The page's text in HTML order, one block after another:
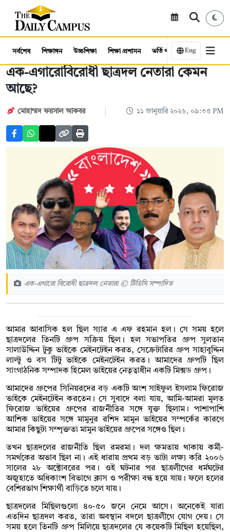
সর্বশেষ শিক্ষাঙ্গন উচ্চশিক্ষা শিক্ষা প্রশাসন ভর্তি পরীক্ষা কর্মসংস্থান
Eng
এক-এগারোবিরোধী ছাত্রদল নেতারা কেমন
আছে?
মোহাম্মদ ফয়সাল আকবর ১১ জানুয়ারি ২০২৬, ০৯:৩৫ PM
এক-এগারো বিরোধী ছাত্রদল নেতারা © টিডিসি সম্পাদিত
আমার আবাসিক হল ছিল স্যার এ এফ রহমান হল। সে সময় হলে
ছাত্রদলের তিনটি গ্রুপ সক্রিয় ছিল। হল সভাপতির গ্রুপ সুলতান
সালাউদ্দিন টুকু ভাইকে মেইনটেইন করত, সেক্রেটারির গ্রুপ সাহাবুদ্দিন
লাল্টু ও বস টিটু ভাইকে মেইনটেইন করত। আমাদের গ্রুপটি ছিল
সাংগাঠনিক সম্পাদক হিমেল ভাইয়ের নেতৃত্বাধীন একটি মিক্সড গ্রুপ।
আমাদের গ্রুপের সিনিয়রদের বড় একটি অংশ সাইফুল ইসলাম ফিরোজ
ভাইকে মেইনটেইন করতেন। সে সুবাদে বলা যায়, আমি-আমরা মূলত
ফিরোজ ভাইয়ের গ্রুপের রাজনীতির সঙ্গে যুক্ত ছিলাম। পাশাপাশি
আশিক ভাইয়ের সঙ্গে মামুনুর রশিদ মামুন ভাইয়ের সম্পর্কের কারণে
আমার কিছুটা সম্পৃক্ততা মামুন ভাইয়ের গ্রুপের সঙ্গেও ছিল।
তখন ছাত্রদলের রাজনীতি ছিল রমরমা। দল ক্ষমতায় থাকায় কর্মী-
সমর্থকের অভাব ছিল না। এই ধারায় প্রথম বড় ভাটা লক্ষ্য করি ২০০৬
সালের ২৮ অক্টোবরের পর। ওই ঘটনার পর ছাত্রলীগের ধর্মঘটের
অজুহাতে অধিকাংশ বিভাগে ক্লাস ও পরীক্ষা বন্ধ হয়ে যায়। ফলে হলের
বেশিরভাগ শিক্ষার্থী বাড়িতে চলে যায়।
ছাত্রদলের মিছিলগুলো ৪০-৫০ জনে নেমে আসে। অনেকেই যারা
এতদিন ছাত্রদল করত, তারা অবস্থান বদলে ছাত্রলীগে যোগ দেয়। সে
সময় হলে তিনটি গ্রুপ মিলিয়ে ছাত্রদলের যে কয়েকটি মিছিল হয়েছিল,